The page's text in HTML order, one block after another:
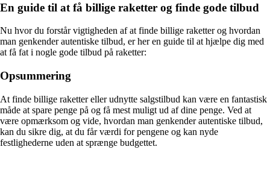
En guide til at få billige raketter og finde gode tilbud
Nu hvor du forstår vigtigheden af at finde billige raketter og hvordan
man genkender autentiske tilbud, er her en guide til at hjælpe dig med
at få fat i nogle gode tilbud på raketter:
Opsummering
At finde billige raketter eller udnytte salgstilbud kan være en fantastisk
måde at spare penge på og få mest muligt ud af dine penge. Ved at
være opmærksom og vide, hvordan man genkender autentiske tilbud,
kan du sikre dig, at du får værdi for pengene og kan nyde
festlighederne uden at sprænge budgettet.